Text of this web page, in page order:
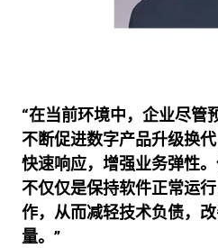
“在当前环境中，企业尽管
不断促进数字产品升级换代
快速响应，增强业务弹性
不仅仅是保持软件正常运
作，从而减轻技术负债，
量。”